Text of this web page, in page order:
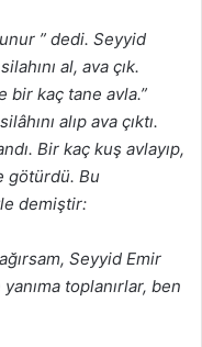
” dedi. Seyyid
al, ava çık.
bir kaç tane avla.”
alıp ava çıktı.
Bir kaç kuş avlayıp,
götürdü. Bu
demiştir:
Seyyid Emir
toplanırlar, ben